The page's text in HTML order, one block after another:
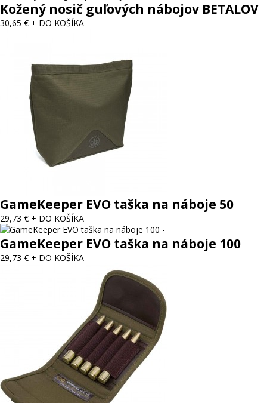
Kožený nosič guľových nábojov BETALOV
30,65 € + DO KOŠÍKA
GameKeeper EVO taška na náboje 50
29,73 € + DO KOŠÍKA
GameKeeper EVO taška na náboje 100
29,73 € + DO KOŠÍKA